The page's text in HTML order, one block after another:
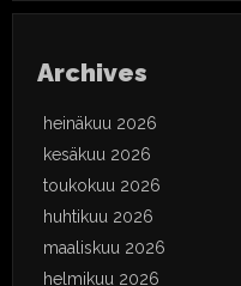
Archives
heinäkuu 2026
kesäkuu 2026
toukokuu 2026
huhtikuu 2026
maaliskuu 2026
helmikuu 2026